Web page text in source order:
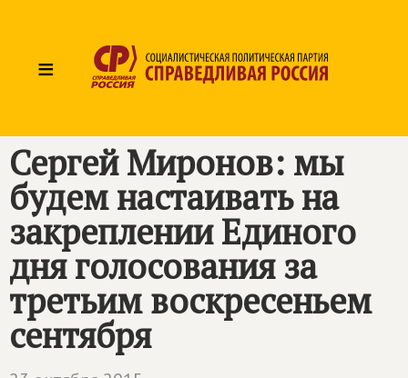
≡
Сергей Миронов: мы
будем настаивать на
закреплении Единого
дня голосования за
третьим воскресеньем
сентября